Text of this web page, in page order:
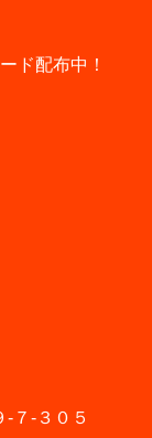
ド配布中！
７-３０５